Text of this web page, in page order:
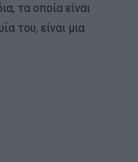
τα οποία είναι
του, είναι μια